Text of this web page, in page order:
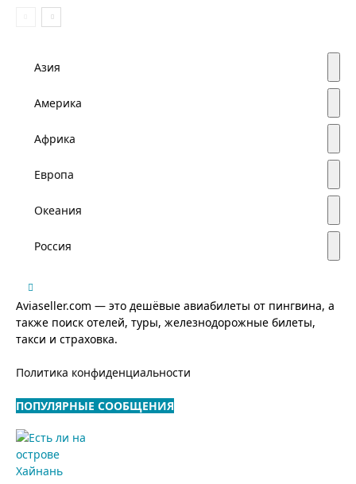
Азия
Америка
Африка
Европа
Океания
Россия
Aviaseller.com — это дешёвые авиабилеты от пингвина, а
также поиск отелей, туры, железнодорожные билеты,
такси и страховка.
Политика конфиденциальности
ПОПУЛЯРНЫЕ СООБЩЕНИЯ